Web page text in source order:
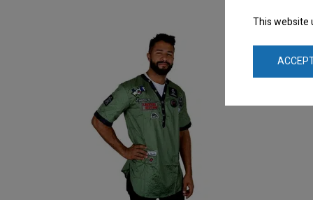
This website